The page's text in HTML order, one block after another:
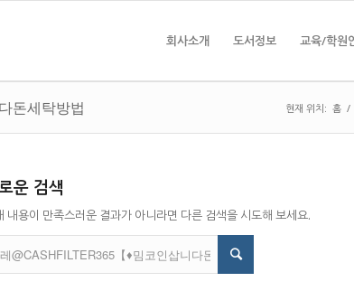
회사소개 도서정보 교육/학원
돈세탁방법 현재 위치: 홈 /
운 검색
내용이 만족스러운 결과가 아니라면 다른 검색을 시도해 보세요.